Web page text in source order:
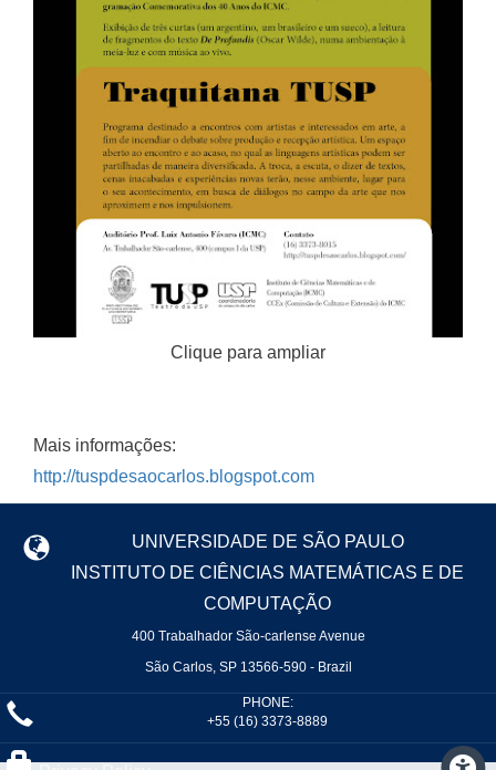
Clique para ampliar
Mais informações:
http://tuspdesaocarlos.blogspot.com
UNIVERSIDADE DE SÃO PAULO
INSTITUTO DE CIÊNCIAS MATEMÁTICAS E DE
COMPUTAÇÃO
400 Trabalhador São-carlense Avenue
São Carlos, SP 13566-590 - Brazil
PHONE:
+55 (16) 3373-8889